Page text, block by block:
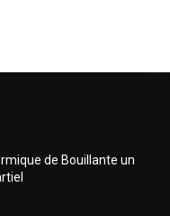
de Bouillante un